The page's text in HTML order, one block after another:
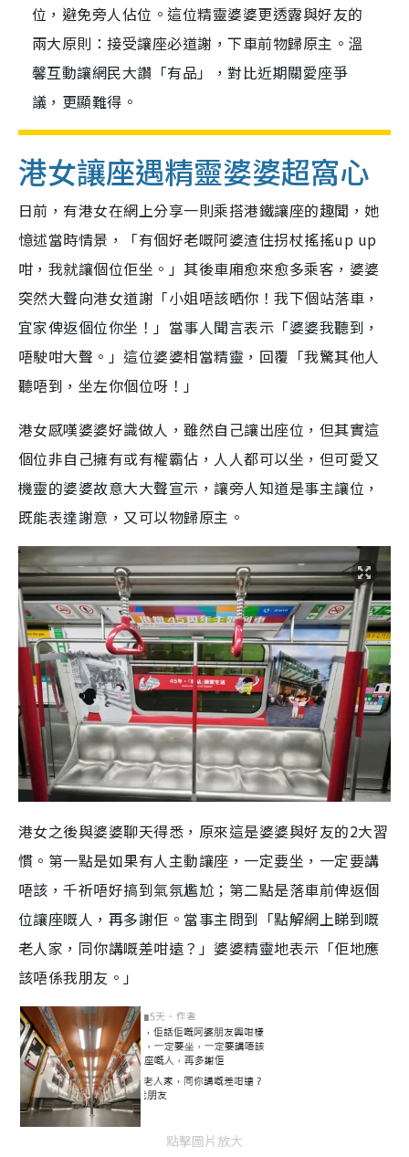
位，避免旁人佔位。這位精靈婆婆更透露與好友的
兩大原則：接受讓座必道謝，下車前物歸原主。溫
馨互動讓網民大讚「有品」，對比近期關愛座爭
議，更顯難得。
港女讓座遇精靈婆婆超窩心
日前，有港女在網上分享一則乘搭港鐵讓座的趣聞，她
憶述當時情景，「有個好老嘅阿婆渣住拐杖搖搖up up
咁，我就讓個位佢坐。」其後車廂愈來愈多乘客，婆婆
突然大聲向港女道謝「小姐唔該晒你！我下個站落車，
宜家俾返個位你坐！」當事人聞言表示「婆婆我聽到，
唔駛咁大聲。」這位婆婆相當精靈，回覆「我驚其他人
聽唔到，坐左你個位呀！」
港女感嘆婆婆好識做人，雖然自己讓出座位，但其實這
個位非自己擁有或有權霸佔，人人都可以坐，但可愛又
機靈的婆婆故意大大聲宣示，讓旁人知道是事主讓位，
既能表達謝意，又可以物歸原主。
港女之後與婆婆聊天得悉，原來這是婆婆與好友的2大習
慣。第一點是如果有人主動讓座，一定要坐，一定要講
唔該，千祈唔好搞到氣氛尷尬；第二點是落車前俾返個
位讓座嘅人，再多謝佢。當事主問到「點解網上睇到嘅
老人家，同你講嘅差咁遠？」婆婆精靈地表示「佢地應
該唔係我朋友。」
點擊圖片放大